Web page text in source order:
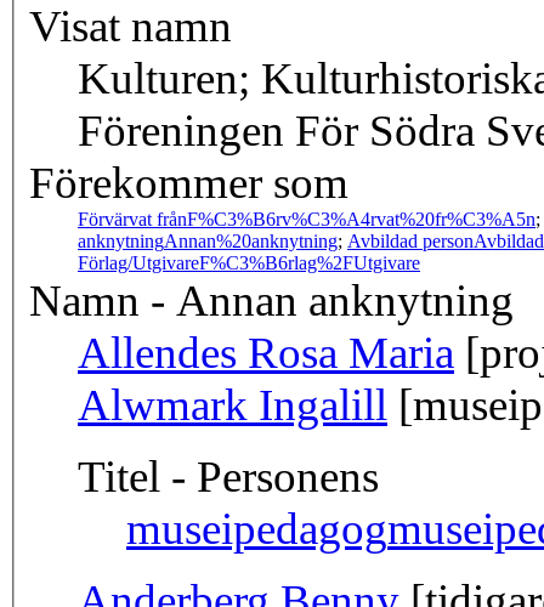
Visat namn
Kulturen;
Föreningen För Södra
Förekommer som
Förvärvat frånF%C3%B6rv%C3%A4rvat%20fr%C3%A5n;
anknytningAnnan%20anknytning; Avbildad person
Förlag/UtgivareF%C3%B6rlag%2FUtgivare
Namn - Annan anknytning
Allendes Rosa Maria
Alwmark Ingalill
Titel - Personens
museipedagog